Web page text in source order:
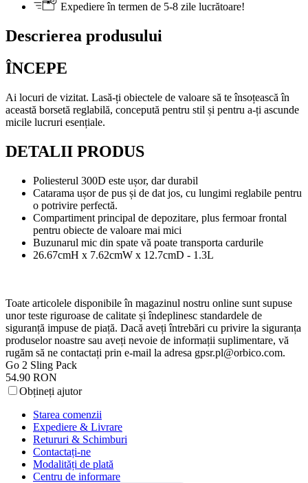
Expediere în termen de 5-8 zile lucrătoare!
Descrierea produsului
ÎNCEPE
Ai locuri de vizitat. Lasă-ți obiectele de valoare să te însoțească în
această borsetă reglabilă, concepută pentru stil și pentru a-ți ascunde
micile lucruri esențiale.
DETALII PRODUS
Poliesterul 300D este ușor, dar durabil
Catarama ușor de pus și de dat jos, cu lungimi reglabile pentru
o potrivire perfectă.
Compartiment principal de depozitare, plus fermoar frontal
pentru obiecte de valoare mai mici
Buzunarul mic din spate vă poate transporta cardurile
26.67cmH x 7.62cmW x 12.7cmD - 1.3L
Toate articolele disponibile în magazinul nostru online sunt supuse
unor teste riguroase de calitate și îndeplinesc standardele de
siguranță impuse de piață. Dacă aveți întrebări cu privire la siguranța
produselor noastre sau aveți nevoie de informații suplimentare, vă
rugăm să ne contactați prin e-mail la adresa gpsr.pl@orbico.com.
Go 2 Sling Pack
54.90 RON
Obțineți ajutor
Starea comenzii
Expediere & Livrare
Retururi & Schimburi
Contactați-ne
Modalități de plată
Centru de informare